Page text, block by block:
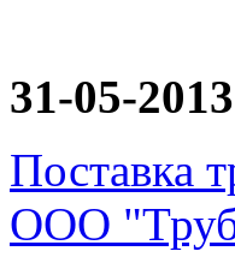
31-05-2013
Поставка
ООО